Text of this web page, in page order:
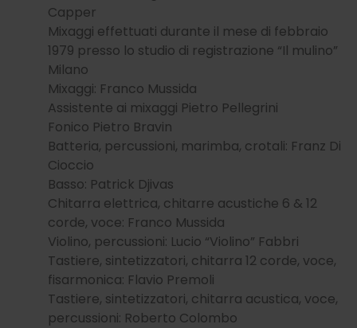
Capper
Mixaggi effettuati durante il mese di febbraio
1979 presso lo studio di registrazione “Il mulino”
Milano
Mixaggi: Franco Mussida
Assistente ai mixaggi Pietro Pellegrini
Fonico Pietro Bravin
Batteria, percussioni, marimba, crotali: Franz Di
Cioccio
Basso: Patrick Djivas
Chitarra elettrica, chitarre acustiche 6 & 12
corde, voce: Franco Mussida
Violino, percussioni: Lucio “Violino” Fabbri
Tastiere, sintetizzatori, chitarra 12 corde, voce,
fisarmonica: Flavio Premoli
Tastiere, sintetizzatori, chitarra acustica, voce,
percussioni: Roberto Colombo